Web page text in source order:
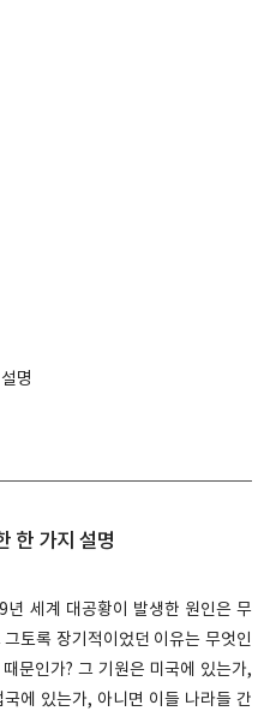
명
한 가지 설명
세계 대공황이 발생한 원인은 무
토록 장기적이었던 이유는 무엇인
문인가? 그 기원은 미국에 있는가,
에 있는가, 아니면 이들 나라들 간